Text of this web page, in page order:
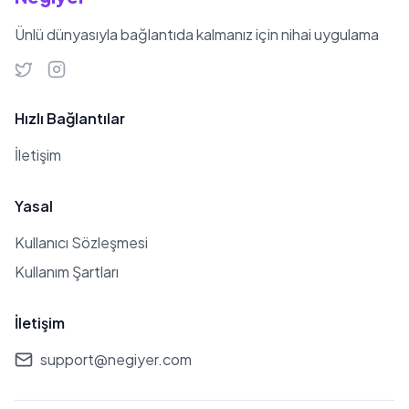
Ünlü dünyasıyla bağlantıda kalmanız için nihai uygulama
Hızlı Bağlantılar
İletişim
Yasal
Kullanıcı Sözleşmesi
Kullanım Şartları
İletişim
support@negiyer.com